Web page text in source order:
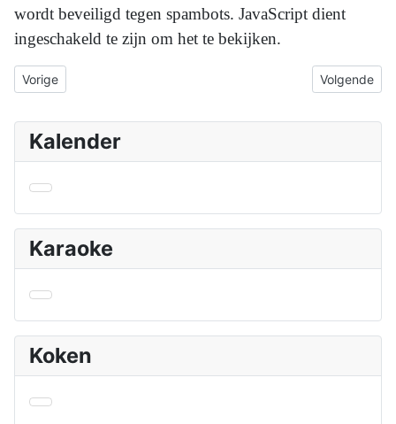
wordt beveiligd tegen spambots. JavaScript dient
ingeschakeld te zijn om het te bekijken.
Vorig artikel: Droeve tijden
Vorige Volgende
Volgende
Kalender
Karaoke
Koken